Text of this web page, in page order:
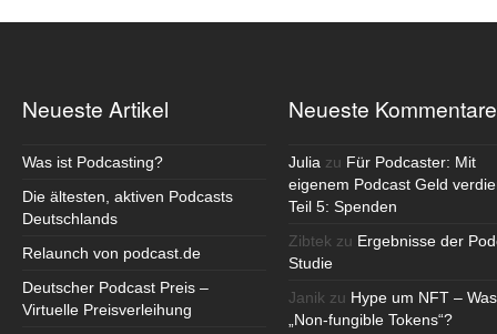
Neueste Artikel
Was ist Podcasting?
Die ältesten, aktiven Podcasts
Deutschlands
Relaunch von podcast.de
Deutscher Podcast Preis –
Virtuelle Preisverleihung
Neueste Kommentare
Julia zu Für Podcaster: Mit
eigenem Podcast Geld
Teil 5: Spenden
Zibtek zu Ergebnisse der
Studie
Janik zu Hype um NFT –
„Non-fungible Tokens“?